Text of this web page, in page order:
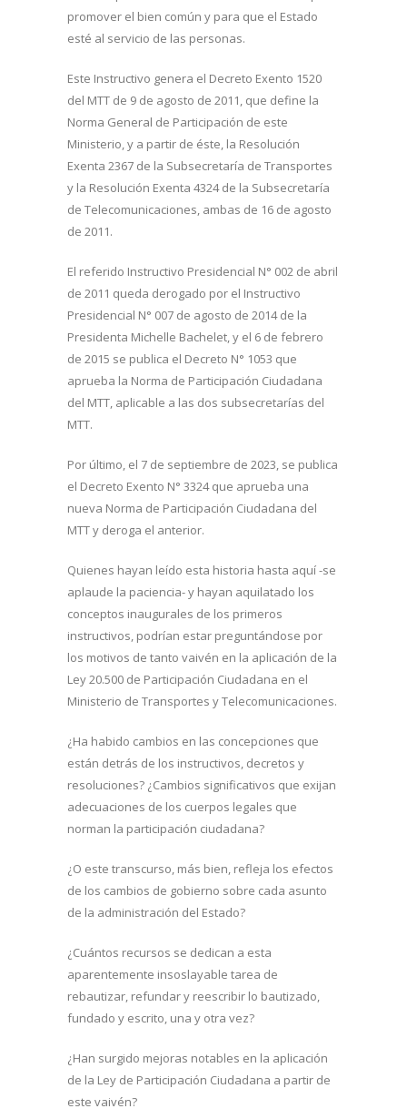
promover el bien común y para que el Estado
esté al servicio de las personas.
Este Instructivo genera el Decreto Exento 1520
del MTT de 9 de agosto de 2011, que define la
Norma General de Participación de este
Ministerio, y a partir de éste, la Resolución
Exenta 2367 de la Subsecretaría de Transportes
y la Resolución Exenta 4324 de la Subsecretaría
de Telecomunicaciones, ambas de 16 de agosto
de 2011.
El referido Instructivo Presidencial N° 002 de abril
de 2011 queda derogado por el Instructivo
Presidencial N° 007 de agosto de 2014 de la
Presidenta Michelle Bachelet, y el 6 de febrero
de 2015 se publica el Decreto N° 1053 que
aprueba la Norma de Participación Ciudadana
del MTT, aplicable a las dos subsecretarías del
MTT.
Por último, el 7 de septiembre de 2023, se publica
el Decreto Exento N° 3324 que aprueba una
nueva Norma de Participación Ciudadana del
MTT y deroga el anterior.
Quienes hayan leído esta historia hasta aquí -se
aplaude la paciencia- y hayan aquilatado los
conceptos inaugurales de los primeros
instructivos, podrían estar preguntándose por
los motivos de tanto vaivén en la aplicación de la
Ley 20.500 de Participación Ciudadana en el
Ministerio de Transportes y Telecomunicaciones.
¿Ha habido cambios en las concepciones que
están detrás de los instructivos, decretos y
resoluciones? ¿Cambios significativos que exijan
adecuaciones de los cuerpos legales que
norman la participación ciudadana?
¿O este transcurso, más bien, refleja los efectos
de los cambios de gobierno sobre cada asunto
de la administración del Estado?
¿Cuántos recursos se dedican a esta
aparentemente insoslayable tarea de
rebautizar, refundar y reescribir lo bautizado,
fundado y escrito, una y otra vez?
¿Han surgido mejoras notables en la aplicación
de la Ley de Participación Ciudadana a partir de
este vaivén?